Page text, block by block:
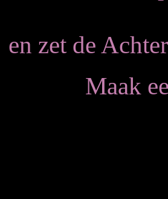
en zet de
Maak